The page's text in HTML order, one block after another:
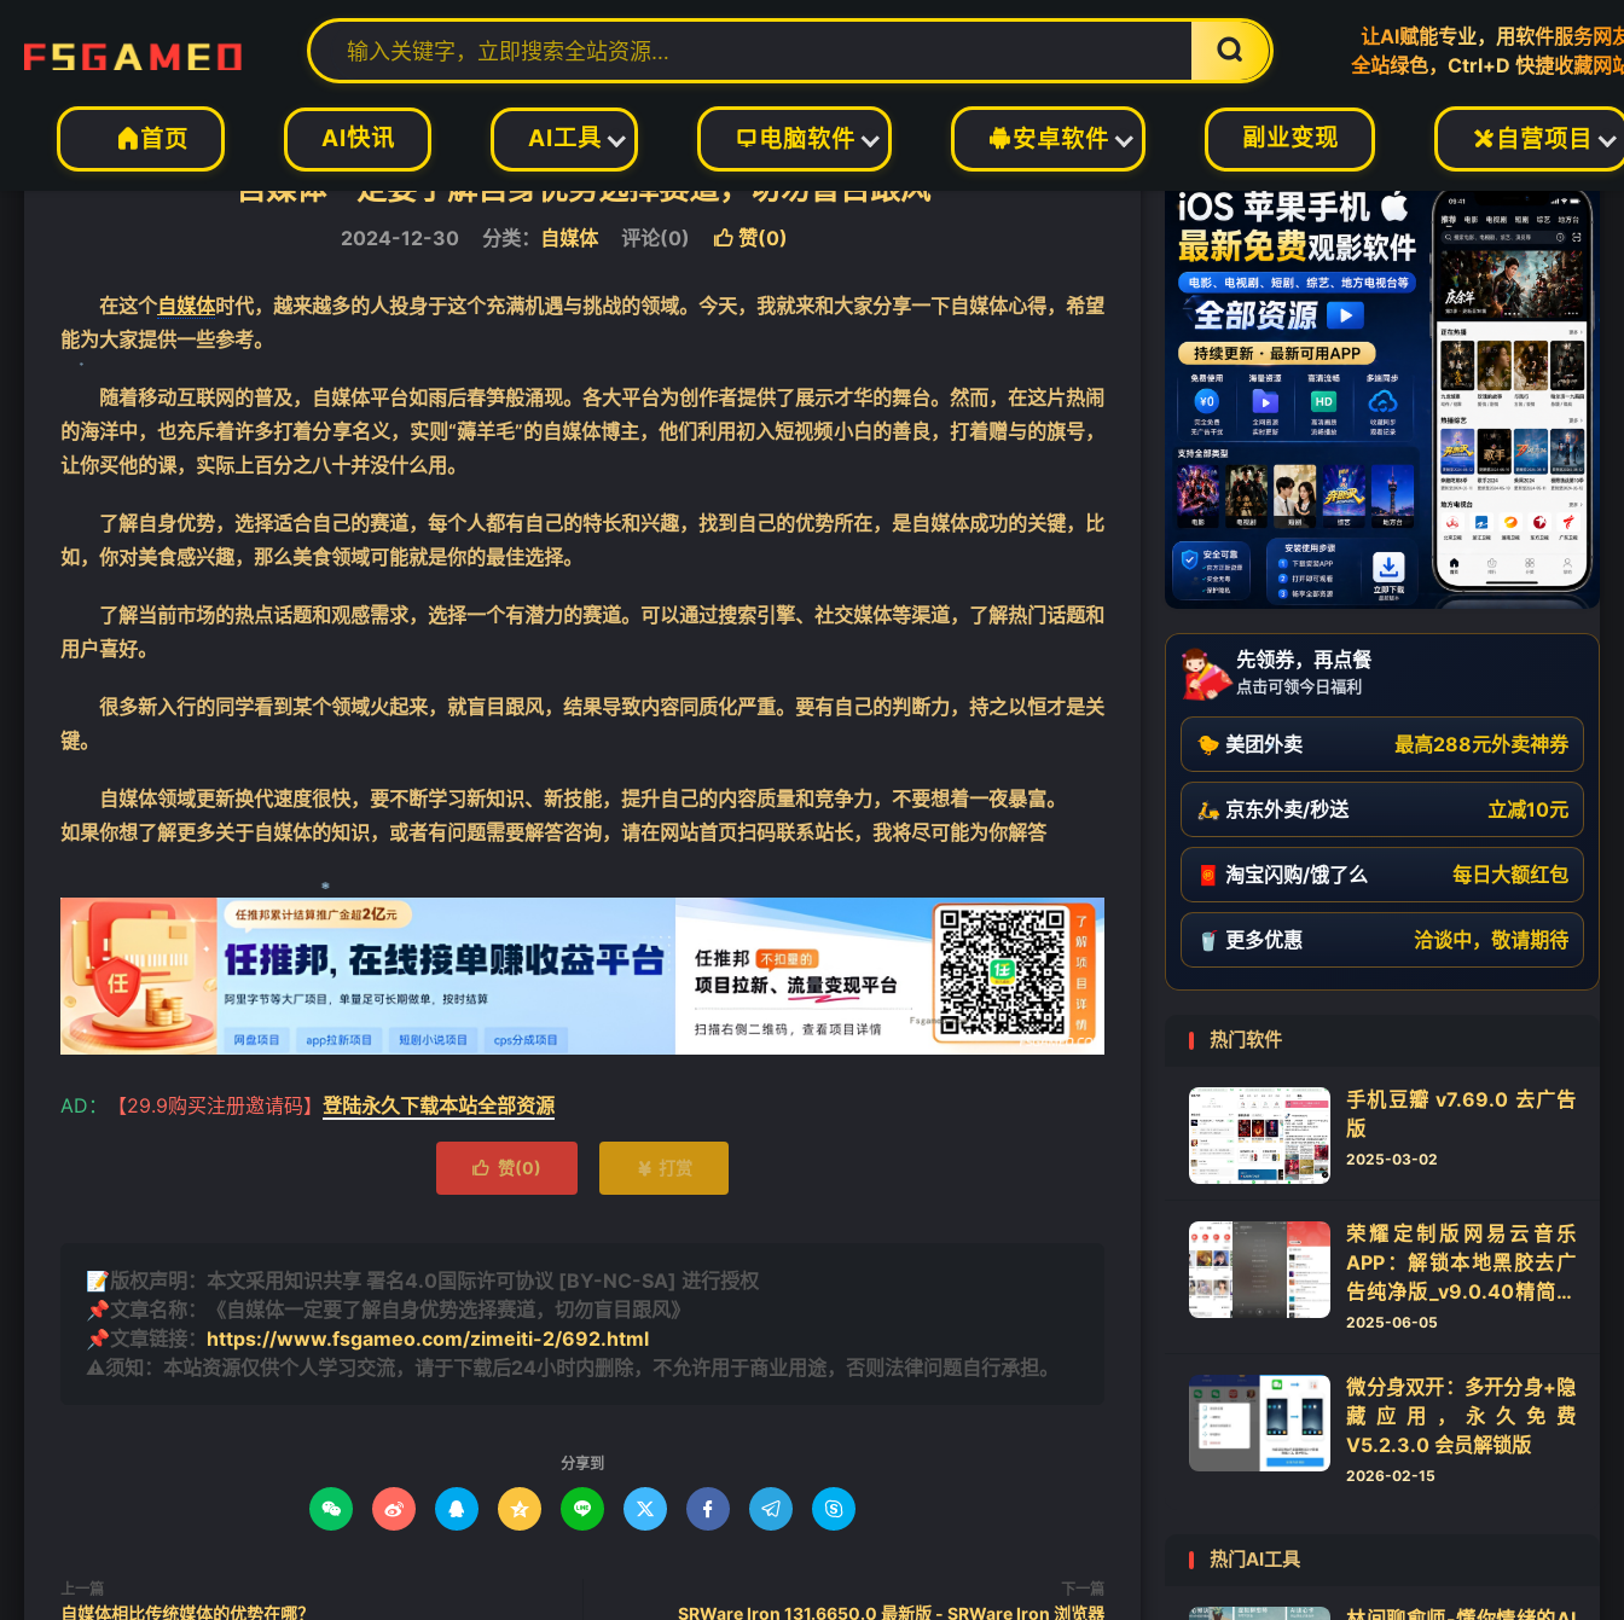

让AI赋能专业，用软件服务网
全站绿色，Ctrl+D 快捷收藏网
首页 AI快讯 AI工具  电脑软件 安卓软件 副业变现  自营项目
福神网-专注分享最实用的软件、工具、资讯  自媒体  正文
自媒体一定要了解自身优势选择赛道，切勿盲目跟风
2024-12-30 分类： 自媒体 评论(0)  赞(0)
在这个自媒体时代，越来越多的人投身于这个充满机遇与挑战的领域。今天，我就来和大家分享一下自媒体心得，希望
能为大家提供一些参考。
随着移动互联网的普及，自媒体平台如雨后春笋般涌现。各大平台为创作者提供了展示才华的舞台。然而，在这片热闹
的海洋中，也充斥着许多打着分享名义，实则“薅羊毛”的自媒体博主，他们利用初入短视频小白的善良，打着赠与的旗号，
让你买他的课，实际上百分之八十并没什么用。
了解自身优势，选择适合自己的赛道，每个人都有自己的特长和兴趣，找到自己的优势所在，是自媒体成功的关键，比
如，你对美食感兴趣，那么美食领域可能就是你的最佳选择。
了解当前市场的热点话题和观感需求，选择一个有潜力的赛道。可以通过搜索引擎、社交媒体等渠道，了解热门话题和
用户喜好。
很多新入行的同学看到某个领域火起来，就盲目跟风，结果导致内容同质化严重。要有自己的判断力，持之以恒才是关
键。
自媒体领域更新换代速度很快，要不断学习新知识、新技能，提升自己的内容质量和竞争力，不要想着一夜暴富。
如果你想了解更多关于自媒体的知识，或者有问题需要解答咨询，请在网站首页扫码联系站长，我将尽可能为你解答
AD： 【29.9购买注册邀请码】 登陆永久下载本站全部资源
 赞(0)  打赏
📝版权声明：本文采用知识共享 署名4.0国际许可协议 [BY-NC-SA] 进行授权
📌文章名称：《自媒体一定要了解自身优势选择赛道，切勿盲目跟风》
📌文章链接： https://www.fsgameo.com/zimeiti-2/692.html
⚠须知：本站资源仅供个人学习交流，请于下载后24小时内删除，不允许用于商业用途，否则法律问题自行承担。
分享到
        
上一篇
自媒体相比传统媒体的优势在哪？
下一篇
SRWare Iron 131.6650.0 最新版 - SRWare Iron 浏览器
先领券，再点餐
点击可领今日福利
🐤 美团外卖 最高288元外卖神券
🛵 京东外卖/秒送 立减10元
🧧 淘宝闪购/饿了么 每日大额红包
🥤 更多优惠 洽谈中，敬请期待
热门软件
手机豆瓣 v7.69.0 去广告
版
2025-03-02
荣耀定制版网易云音乐
APP：解锁本地黑胶去广
告纯净版_v9.0.40精简优
化版/v8.10.50会员
2025-06-05
‌微分身双开：多开分身+隐
藏应用，永久免费
V5.2.3.0 会员解锁版
2026-02-15
热门AI工具
❄